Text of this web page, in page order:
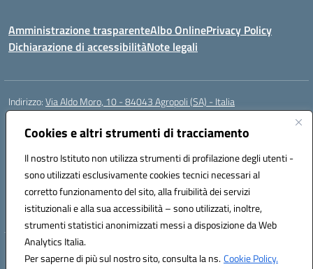
Cookies e altri strumenti di tracciamento
Il nostro Istituto non utilizza strumenti di profilazione degli utenti -
sono utilizzati esclusivamente cookies tecnici necessari al
corretto funzionamento del sito, alla fruibilità dei servizi
istituzionali e alla sua accessibilità – sono utilizzati, inoltre,
strumenti statistici anonimizzati messi a disposizione da Web
Analytics Italia.
Per saperne di più sul nostro sito, consulta la ns.Cookie Policy.
Amministrazione trasparenteAlbo OnlinePrivacy Policy
Dichiarazione di accessibilitàNote legali
Indirizzo:Via Aldo Moro, 10 - 84043 Agropoli (SA) - Italia
Centralino:
Posta elettronica certificata (PEC):saic8at00d@pec.istruzione.it
Codice fiscale: 90009620650
Codice meccanografico:SAIC8AT00D
Codice Indice delle Pubbliche Amministrazioni (IPA): istsc_saic8at00d
Codice unico di fatturazione (CUF): UF1K7E
Hosting & Powered by 3D Solution S.r.l.